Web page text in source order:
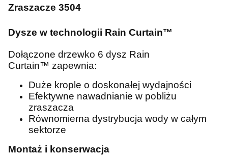
Zraszacze 3504
Dysze w technologii Rain Curtain™
Dołączone drzewko 6 dysz Rain
Curtain™ zapewnia:
Duże krople o doskonałej wydajności
Efektywne nawadnianie w pobliżu
zraszacza
Równomierna dystrybucja wody w całym
sektorze
Montaż i konserwacja